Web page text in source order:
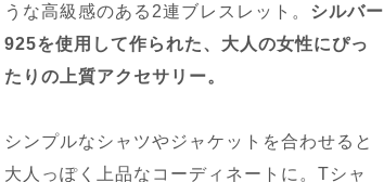
うな高級感のある2連ブレスレット。
シルバー
925を使用して作られた、大人の女性にぴっ
たりの上質アクセサリー。
シンプルなシャツやジャケットを合わせると
大人っぽく上品なコーディネートに。Tシャ